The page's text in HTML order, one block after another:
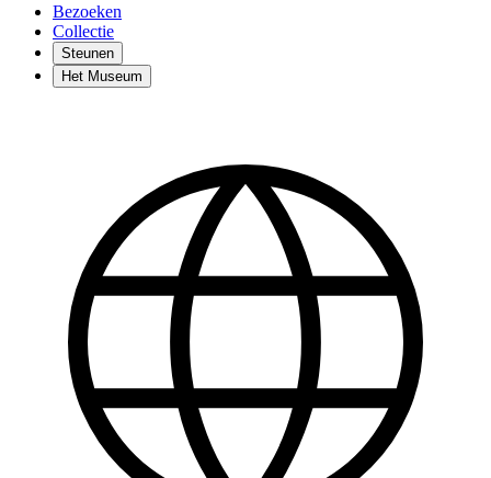
Bezoeken
Collectie
Steunen
Het Museum